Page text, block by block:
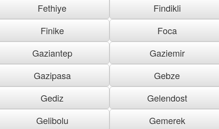
Fethiye
Findikli
Finike
Foca
Gaziantep
Gaziemir
Gazipasa
Gebze
Gediz
Gelendost
Gelibolu
Gemerek